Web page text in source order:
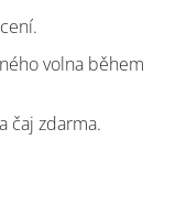
volna během
čaj zdarma.